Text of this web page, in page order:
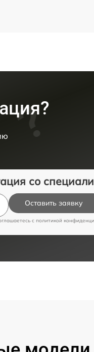
со
Оставить заявку
c политикой